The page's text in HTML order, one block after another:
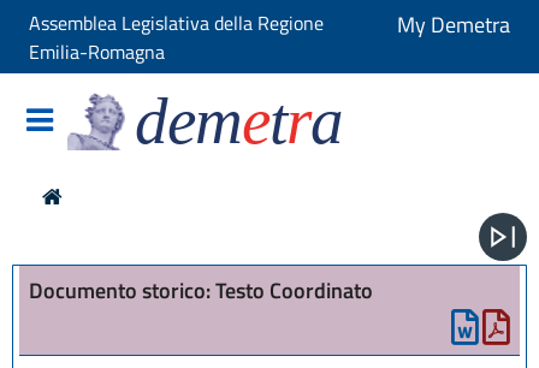
Assemblea Legislativa della Regione
Emilia-Romagna
My Demetra
demetra
Documento storico: Testo Coordinato